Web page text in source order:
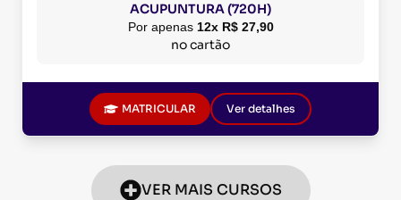
ACUPUNTURA (720H)
Por apenas 12x R$ 27,90
no cartão
MATRICULAR Ver detalhes
VER MAIS CURSOS